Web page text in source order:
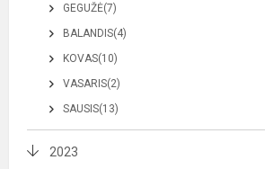
GEGUŽĖ(7)
BALANDIS(4)
KOVAS(10)
VASARIS(2)
SAUSIS(13)
2023